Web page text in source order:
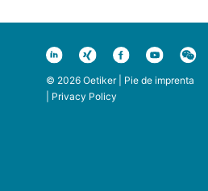
© 2026 Oetiker | Pie de imprenta
Privacy Policy